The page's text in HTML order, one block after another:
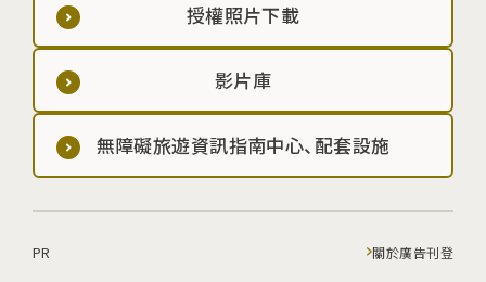
授權照片下載
影片庫
無障礙旅遊資訊指南中心、配套設施
PR 關於廣告刊登